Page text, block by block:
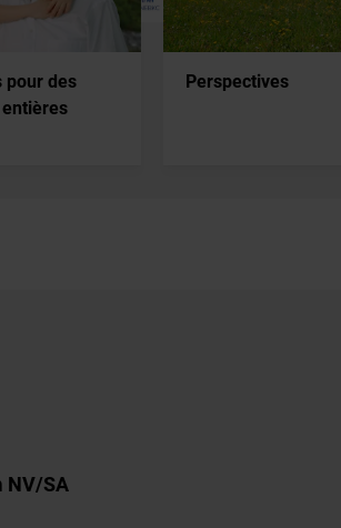
pour des
Perspectives
NV/SA